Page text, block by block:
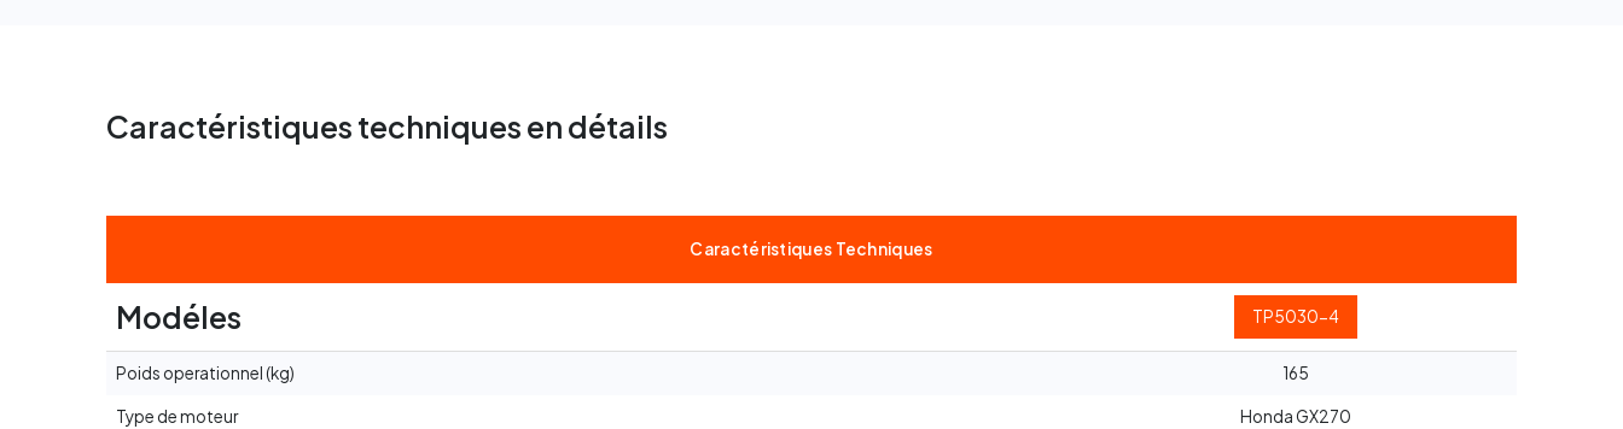
Caractéristiques techniques en détails
Caractéristiques Techniques
Modéles TP5030-4
Poids operationnel (kg) 165
Type de moteur Honda GX270